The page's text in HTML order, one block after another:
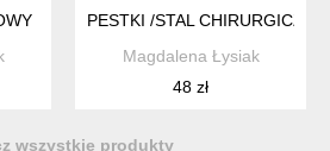
PESTKI /STAL CHIRURGICZNA/
Magdalena Łysiak
48 zł
wszystkie produkty